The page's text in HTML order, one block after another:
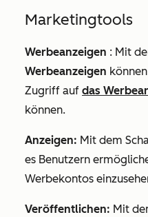
Marketingtools
Werbeanzeigen : Mit
Werbeanzeigen
Zugriff auf das
können.
Anzeigen: Mit dem
es Benutzern
Werbekontos
Veröffentlichen: Mit